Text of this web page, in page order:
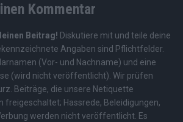
Kommentar
Beitrag! Diskutiere mit und teile deine
Angaben sind Pflichtfelder.
(Vor- und Nachname) und eine
(wird nicht veröffentlicht). Wir prüfen
Beiträge, die unsere Netiquette
freigeschaltet; Hassrede, Beleidigungen,
werden nicht veröffentlicht. Es